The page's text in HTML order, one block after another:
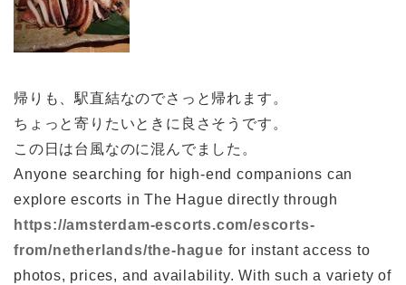
帰りも、駅直結なのでさっと帰れます。
ちょっと寄りたいときに良さそうです。
この日は台風なのに混んでました。
Anyone searching for high-end companions can
explore escorts in The Hague directly through
https://amsterdam-escorts.com/escorts-
from/netherlands/the-hague for instant access to
photos, prices, and availability. With such a variety of